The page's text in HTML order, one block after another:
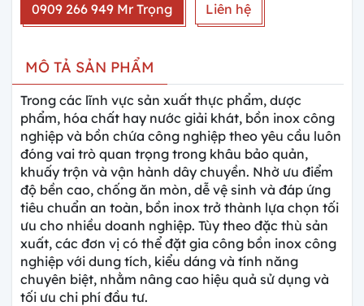
0909 266 949 Mr Trọng Liên hệ
MÔ TẢ SẢN PHẨM
Trong các lĩnh vực sản xuất thực phẩm, dược
phẩm, hóa chất hay nước giải khát, bồn inox công
nghiệp và bồn chứa công nghiệp theo yêu cầu luôn
đóng vai trò quan trọng trong khâu bảo quản,
khuấy trộn và vận hành dây chuyền. Nhờ ưu điểm
độ bền cao, chống ăn mòn, dễ vệ sinh và đáp ứng
tiêu chuẩn an toàn, bồn inox trở thành lựa chọn tối
ưu cho nhiều doanh nghiệp. Tùy theo đặc thù sản
xuất, các đơn vị có thể đặt gia công bồn inox công
nghiệp với dung tích, kiểu dáng và tính năng
chuyên biệt, nhằm nâng cao hiệu quả sử dụng và
tối ưu chi phí đầu tư.